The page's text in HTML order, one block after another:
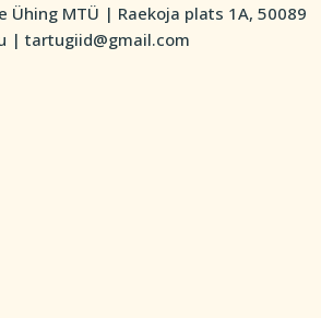
Ühing MTÜ | Raekoja plats 1A, 50089
| tartugiid@gmail.com